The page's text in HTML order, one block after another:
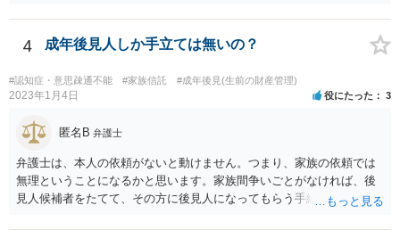
4 成年後見人しか手立ては無いの？
#認知症・意思疎通不能 #家族信託 #成年後見(生前の財産管理)
2023年1月4日 役にたった 3
匿名B 弁護士
弁護士は、本人の依頼がないと動けません。つまり、家族の依頼では
無理ということになるかと思います。家族間争いごとがなければ、後
見人候補者をたてて、その方に後見人になってもらう手続をすすめた